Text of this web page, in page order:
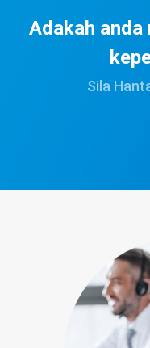
Adakah anda
Sila